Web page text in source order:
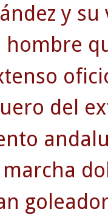
y
hombre
del